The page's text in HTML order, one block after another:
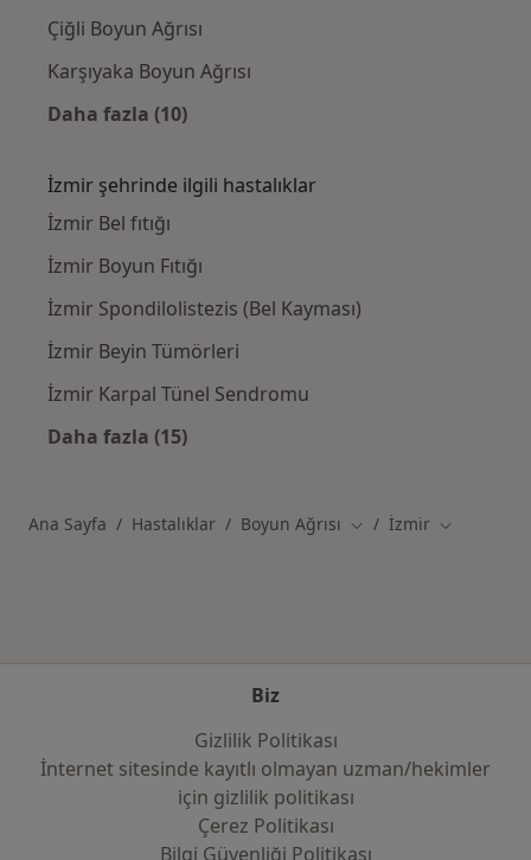
Çiğli Boyun Ağrısı
Karşıyaka Boyun Ağrısı
Daha fazla (10)
İzmir şehrinde ilgili hastalıklar
İzmir Bel fıtığı
İzmir Boyun Fıtığı
İzmir Spondilolistezis (Bel Kayması)
İzmir Beyin Tümörleri
İzmir Karpal Tünel Sendromu
Daha fazla (15)
Ana Sayfa Hastalıklar Boyun Ağrısı Şehir değiştir
İzmir Şehir
Biz
Gizlilik Politikası
İnternet sitesinde kayıtlı olmayan uzman/hekimler
i̇çin gizlilik politikası
Çerez Politikası
Bilgi Güvenliği Politikası